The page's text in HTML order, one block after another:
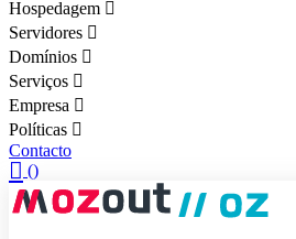
Hospedagem
Servidores
Domínios
Serviços
Empresa
Políticas
Contacto
()